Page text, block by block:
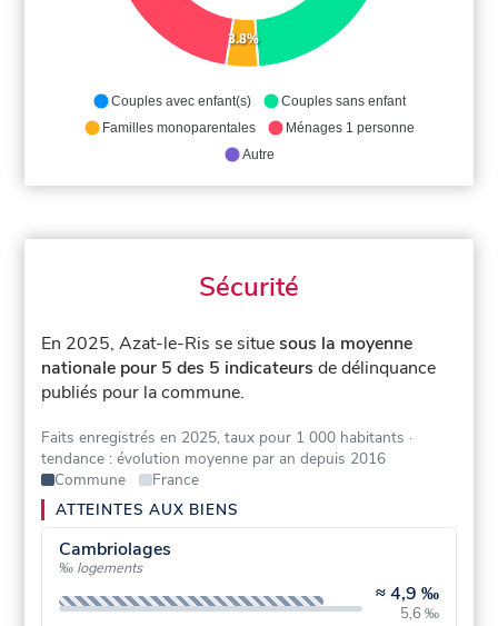
3.8%
Couples avec enfant(s)
Couples sans enfant
Familles monoparentales
Ménages 1 personne
Autre
Sécurité
En 2025, Azat-le-Ris se situesous la moyenne
nationale pour 5 des 5 indicateurs de délinquance
publiés pour la commune.
Faits enregistrés en 2025, taux pour 1 000 habitants ·
tendance : évolution moyenne par an depuis 2016
Commune
France
ATTEINTES AUX BIENS
Cambriolages
‰ logements
≈4,9 ‰
5,6 ‰